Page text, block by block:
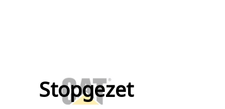
Stopgezet